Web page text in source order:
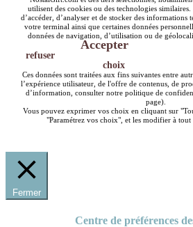
utilisent des cookies ou des technologies
d’accéder, d’analyser et de stocker des informations
votre terminal ainsi que certaines données
données de navigation, d’utilisation ou de
Accepter
refuser
choix
Ces données sont traitées aux fins suivantes entre
l’expérience utilisateur, de l'offre de contenus, de
d’information, consulter notre politique de
page).
Vous pouvez exprimer vos choix en cliquant sur
"Paramétrez vos choix", et les modifier à tout
Fermer
Centre de préférences